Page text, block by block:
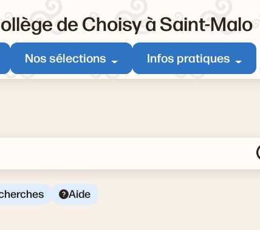
de Choisy à Saint-Malo
Nos sélections Infos pratiques
Aide